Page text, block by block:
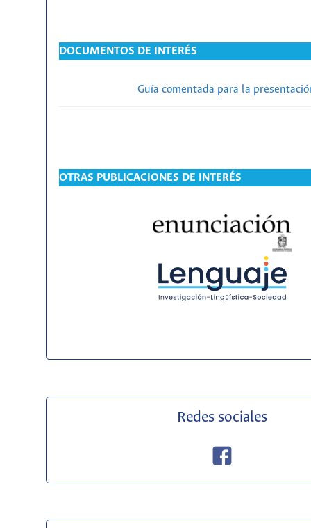
DOCUMENTOS DE INTERÉS
Guía comentada para la
OTRAS PUBLICACIONES DE INTERÉS
Redes sociales